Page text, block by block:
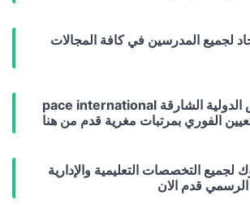
لجميع المدرسين في كافة المجالات
وظائف مدرسة بيس الدولية الشارقة pace international
التخصصات التعليمية والإدارية
الرسمي قدم الان